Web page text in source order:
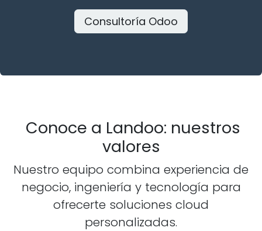
Consultoría Odoo
Conoce a Landoo: nuestros
valores
Nuestro equipo combina experiencia de
negocio, ingeniería y tecnología para
ofrecerte soluciones cloud
personalizadas.